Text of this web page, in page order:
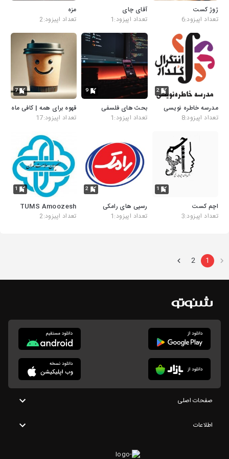
ژوژ کست
تعداد اپیزود:6
آقای چای
تعداد اپیزود:1
مزه
تعداد اپیزود:2
2
مدرسه خاطره نویسی
تعداد اپیزود:8
9
بحث های فلسفی
تعداد اپیزود:1
7
قهوه برای همه | کافی ماه
تعداد اپیزود:17
1
اچم کست
تعداد اپیزود:3
2
رسپی های رامکی
تعداد اپیزود:1
1
TUMS Amoozesh
تعداد اپیزود:2
1
2
صفحات اصلی
اطلاعات